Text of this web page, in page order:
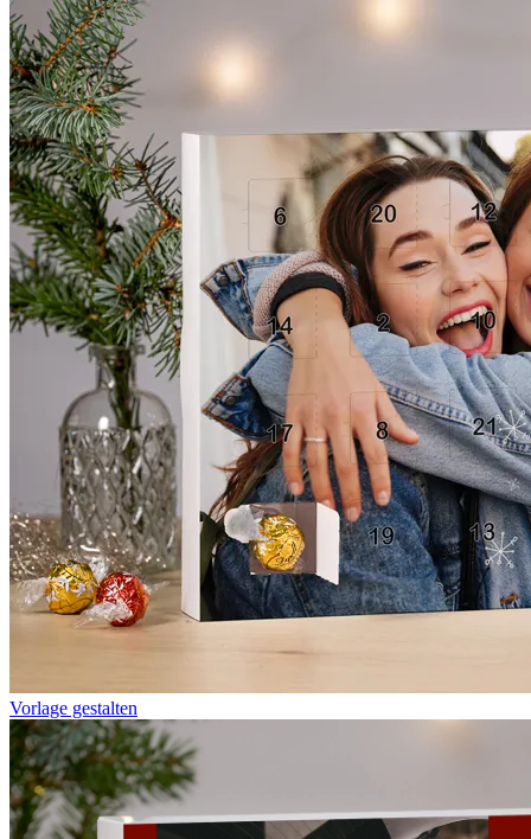
Vorlage gestalten